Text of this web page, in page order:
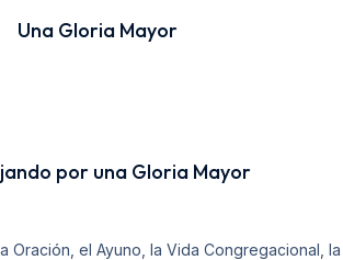
Una Gloria Mayor
por una Gloria Mayor
Oración, el Ayuno, la Vida Congregacional, la